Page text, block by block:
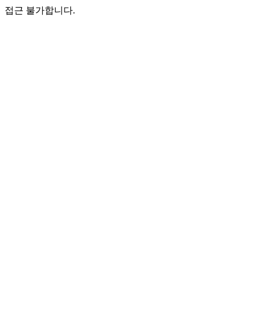
접근 불가합니다.